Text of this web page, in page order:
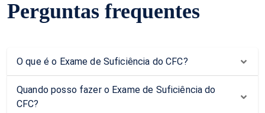
Perguntas frequentes
O que é o Exame de Suficiência do CFC?
Quando posso fazer o Exame de Suficiência do
CFC?